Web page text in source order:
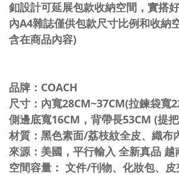
釦設計可延展包款收納空間，實搭
內A4雜誌僅供包款尺寸比例和收納
含在商品內容)
品牌：COACH
尺寸：內寬28CM~37CM(拉鍊袋寬
側邊底寬16CM，背帶長53CM (提
材質：黑色素面/荔枝紋全皮、織布
來源：美國，平行輸入 全新真品 越
空間容量： 文件/刊物、化妝包、皮